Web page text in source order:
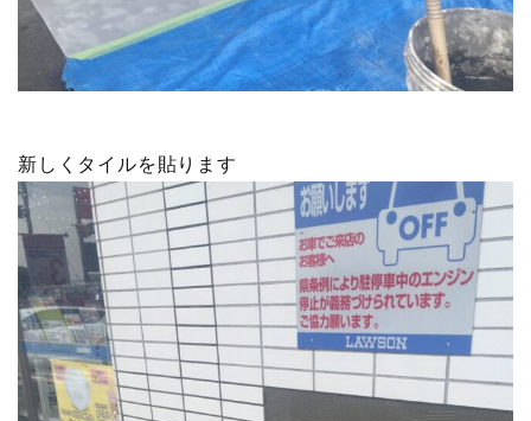
新しくタイルを貼ります